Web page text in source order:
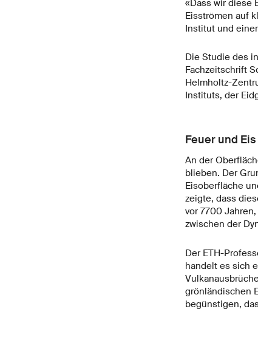
«Dass wir diese
Eisströmen auf
Institut und
Die Studie des
Fachzeitschrift
Helmholtz-
Instituts, der
Feuer und
An der
blieben. Der
Eisoberfläche
zeigte, dass
vor 7700
zwischen der
Der ETH-
handelt es sich
grönländischen
begünstigen,